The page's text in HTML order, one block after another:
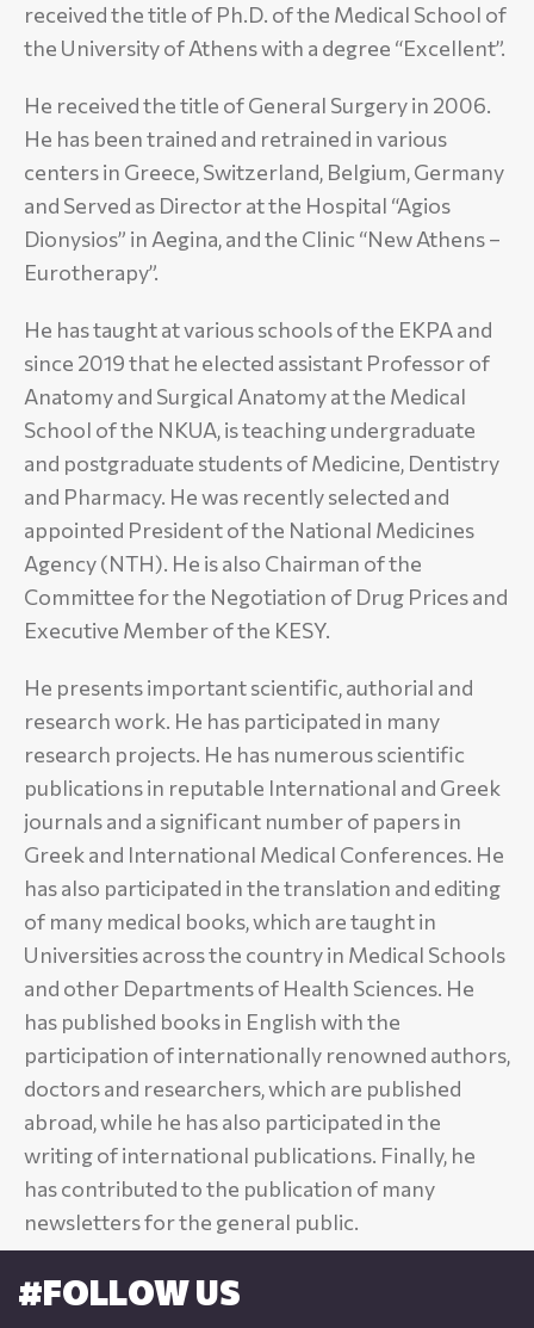
received the title of Ph.D. of the Medical School of
the University of Athens with a degree “Excellent”.
He received the title of General Surgery in 2006.
He has been trained and retrained in various
centers in Greece, Switzerland, Belgium, Germany
and Served as Director at the Hospital “Agios
Dionysios” in Aegina, and the Clinic “New Athens –
Eurotherapy”.
He has taught at various schools of the EKPA and
since 2019 that he elected assistant Professor of
Anatomy and Surgical Anatomy at the Medical
School of the NKUA, is teaching undergraduate
and postgraduate students of Medicine, Dentistry
and Pharmacy. He was recently selected and
appointed President of the National Medicines
Agency (NTH). He is also Chairman of the
Committee for the Negotiation of Drug Prices and
Executive Member of the KESY.
He presents important scientific, authorial and
research work. He has participated in many
research projects. He has numerous scientific
publications in reputable International and Greek
journals and a significant number of papers in
Greek and International Medical Conferences. He
has also participated in the translation and editing
of many medical books, which are taught in
Universities across the country in Medical Schools
and other Departments of Health Sciences. He
has published books in English with the
participation of internationally renowned authors,
doctors and researchers, which are published
abroad, while he has also participated in the
writing of international publications. Finally, he
has contributed to the publication of many
newsletters for the general public.
#FOLLOW US